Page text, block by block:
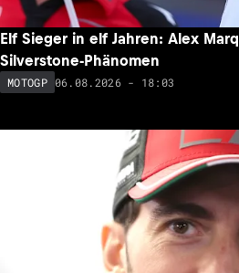
Elf Sieger in elf Jahren: Alex
Silverstone-Phänomen
MOTOGP 06.08.2026 - 18:03